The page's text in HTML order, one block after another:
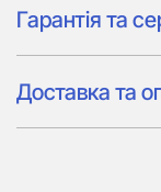
Гарантія та
Доставка та